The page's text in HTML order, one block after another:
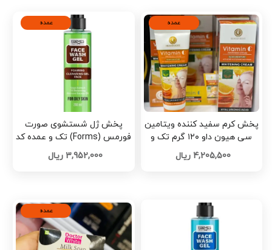
عمده
پخش کرم سفید کننده ویتامین
سی هیون داو ۱۲۰ گرم تک و
عمده کد R128
4,205,500 ریال
عمده
پخش ژل شستشوی صورت
فورمس (Forms) تک و عمده کد
R108
3,952,000 ریال
عمده